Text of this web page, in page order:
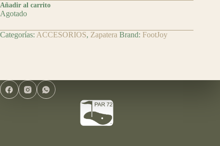
Añadir al carrito
Agotado
Categorías: ACCESORIOS, Zapatera Brand: FootJoy